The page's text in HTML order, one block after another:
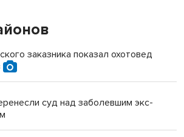
заказника показал охотовед
суд над заболевшим экс-